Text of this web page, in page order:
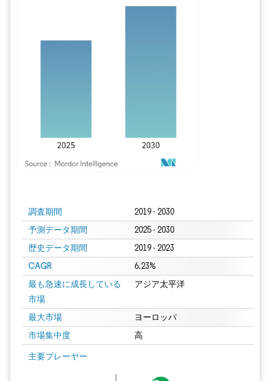
調査期間 2019 - 2030
予測データ期間 2025 - 2030
歴史データ期間 2019 - 2023
CAGR 6.23%
最も急速に成長している
市場
アジア太平洋
最大市場 ヨーロッパ
市場集中度 高
主要プレーヤー